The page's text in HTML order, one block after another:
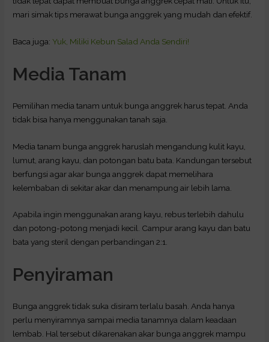
mari simak tips merawat bunga anggrek yang mudah dan efektif.
Baca juga:Yuk, Miliki Kebun Salad Anda Sendiri!
Media Tanam
Pemilihan media tanam untuk bunga anggrek harus tepat. Anda
tidak bisa hanya menggunakan tanah saja.
Media tanam bunga anggrek haruslah mengandung kulit kayu,
lumut, arang kayu, dan potongan batu bata. Kandungan tersebut
berfungsi agar akar bunga anggrek dapat memelihara
kelembaban di sekitar akar dan menampung air lebih lama.
Apabila ingin menggunakan arang kayu, rebus terlebih dahulu
dan potong-potong menjadi kecil. Campur arang kayu dan batu
bata yang steril dengan perbandingan 2:1.
Penyiraman
Bunga anggrek tidak suka disiram terlalu basah. Anda hanya
perlu menyiramnya sampai media tanamnya dalam keadaan
lembab. Hal tersebut dikarenakan akar bunga anggrek mampu